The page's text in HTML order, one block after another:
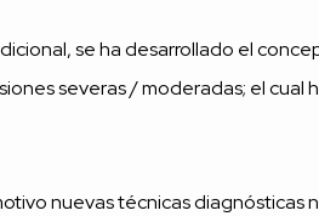
se ha desarrollado el
severas / moderadas; el cual
nuevas técnicas diagnósticas